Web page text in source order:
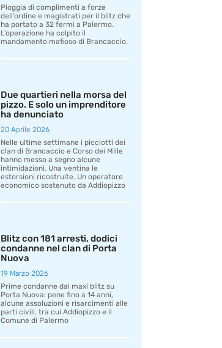
Pioggia di complimenti a forze
dell’ordine e magistrati per il blitz che
ha portato a 32 fermi a Palermo.
L’operazione ha colpito il
mandamento mafioso di Brancaccio.
Due quartieri nella morsa del
pizzo. E solo un imprenditore
ha denunciato
20 Aprile 2026
Nelle ultime settimane i picciotti dei
clan di Brancaccio e Corso dei Mille
hanno messo a segno alcune
intimidazioni. Una ventina le
estorsioni ricostruite. Un operatore
economico sostenuto da Addiopizzo
Blitz con 181 arresti, dodici
condanne nel clan di Porta
Nuova
19 Marzo 2026
Prime condanne dal maxi blitz su
Porta Nuova: pene fino a 14 anni,
alcune assoluzioni e risarcimenti alle
parti civili, tra cui Addiopizzo e il
Comune di Palermo